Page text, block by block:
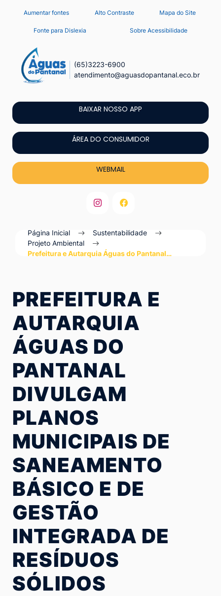
Seção
links
acessibilidade
conteúdo
[alt+1]
o
menu
[alt+2]
Ir
para
a
para
[alt+4]
Aumentar fontes Alto Contraste Mapa do Site
Fonte para Dislexia Sobre Acessibilidade
(65)3223-6900
atendimento@aguasdopantanal.eco.br
BAIXAR NOSSO APP
ÁREA DO CONSUMIDOR
WEBMAIL
Página Inicial
Sustentabilidade
Projeto Ambiental
Prefeitura e Autarquia Águas do Pantanal…
PREFEITURA E
AUTARQUIA
ÁGUAS DO
PANTANAL
DIVULGAM
PLANOS
MUNICIPAIS DE
SANEAMENTO
BÁSICO E DE
GESTÃO
INTEGRADA DE
RESÍDUOS
SÓLIDOS